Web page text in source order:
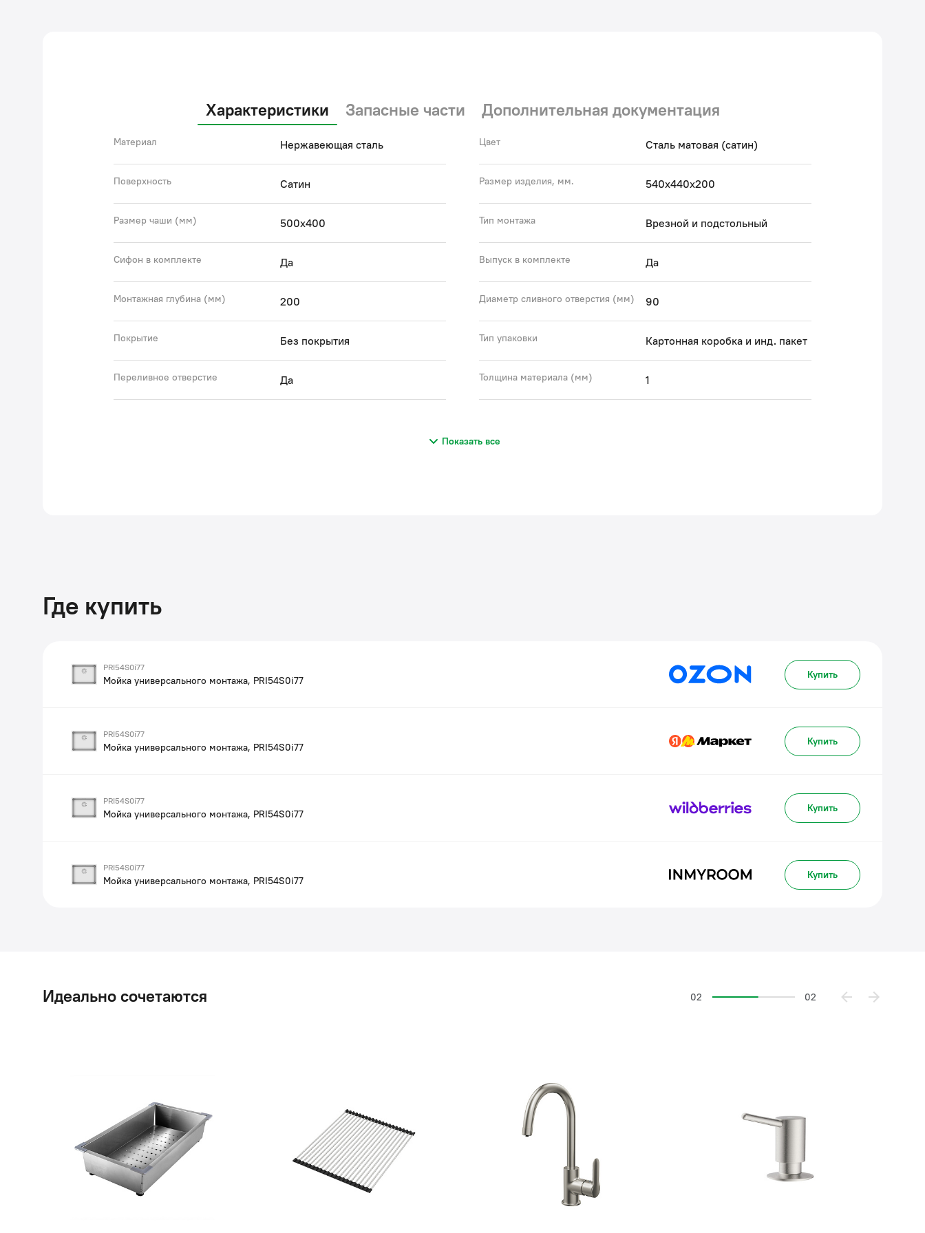
Характеристики Запасные части Дополнительная документация
Материал Нержавеющая сталь Цвет Сталь матовая (сатин)
Поверхность Сатин Размер изделия, мм. 540х440х200
Размер чаши (мм) 500х400 Тип монтажа Врезной и подстольный
Сифон в комплекте Да Выпуск в комплекте Да
Монтажная глубина (мм) 200 Диаметр сливного отверстия (мм) 90
Покрытие Без покрытия Тип упаковки Картонная коробка и инд. пакет
Переливное отверстие Да Толщина материала (мм) 1
Показать все
Где купить
PRI54S0i77
Мойка универсального монтажа, PRI54S0i77 Купить
PRI54S0i77
Мойка универсального монтажа, PRI54S0i77 Купить
PRI54S0i77
Мойка универсального монтажа, PRI54S0i77 Купить
PRI54S0i77
Мойка универсального монтажа, PRI54S0i77 Купить
Идеально сочетаются 02 02